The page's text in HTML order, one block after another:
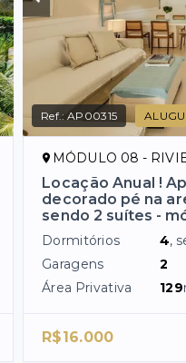
Ref.:AP00315
MÓDULO 08 -
Locação Anual !
decorado pé na
sendo 2 suítes -
Dormitórios 4,
Garagens
2
Área Privativa
129
R$16.000